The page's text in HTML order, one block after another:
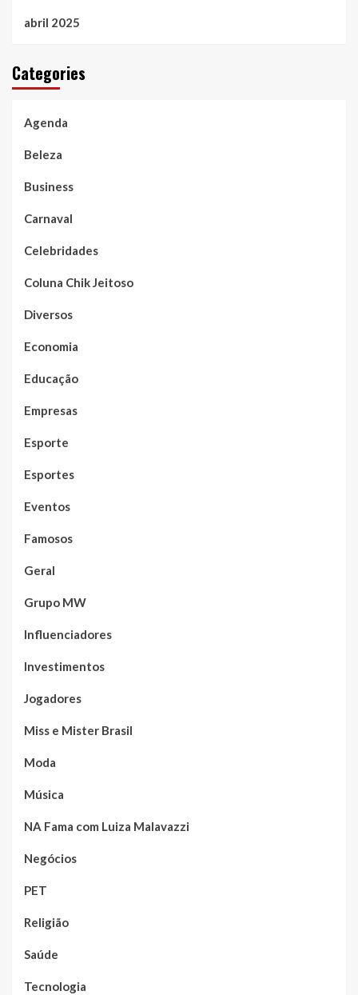
abril 2025
Categories
Agenda
Beleza
Business
Carnaval
Celebridades
Coluna Chik Jeitoso
Diversos
Economia
Educação
Empresas
Esporte
Esportes
Eventos
Famosos
Geral
Grupo MW
Influenciadores
Investimentos
Jogadores
Miss e Mister Brasil
Moda
Música
NA Fama com Luiza Malavazzi
Negócios
PET
Religião
Saúde
Tecnologia